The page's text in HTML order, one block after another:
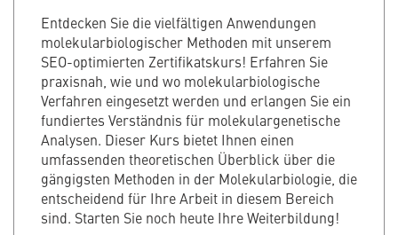
Entdecken Sie die vielfältigen Anwendungen
molekularbiologischer Methoden mit unserem
SEO-optimierten Zertifikatskurs! Erfahren Sie
praxisnah, wie und wo molekularbiologische
Verfahren eingesetzt werden und erlangen Sie ein
fundiertes Verständnis für molekulargenetische
Analysen. Dieser Kurs bietet Ihnen einen
umfassenden theoretischen Überblick über die
gängigsten Methoden in der Molekularbiologie, die
entscheidend für Ihre Arbeit in diesem Bereich
sind. Starten Sie noch heute Ihre Weiterbildung!